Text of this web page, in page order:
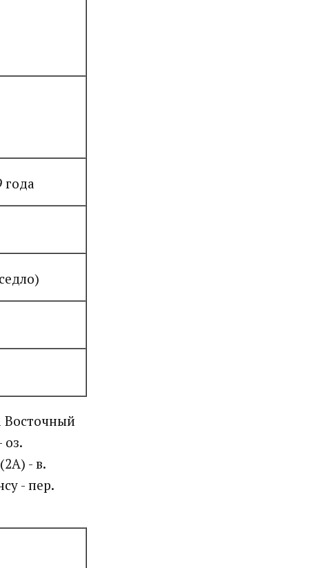
года
Восточный
оз.
- в.
- пер.